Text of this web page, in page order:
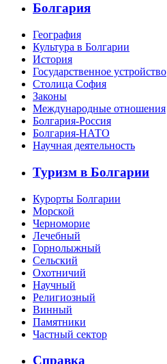
Болгария
География
Культура в Болгарии
История
Государственное устройство
Столица София
Законы
Международные отношения
Болгария-Россия
Болгария-НАТО
Научная деятельность
Туризм в Болгарии
Курорты Болгарии
Морской
Черноморие
Лечебный
Горнолыжный
Сельский
Охотничий
Научный
Религиозный
Винный
Памятники
Частный сектор
Справка